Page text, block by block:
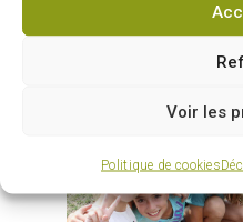
Voir les
Politique de cookies
la